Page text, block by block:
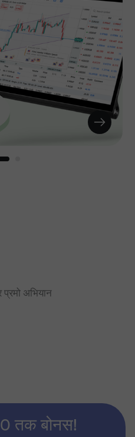
अभियान
तक बोनस!